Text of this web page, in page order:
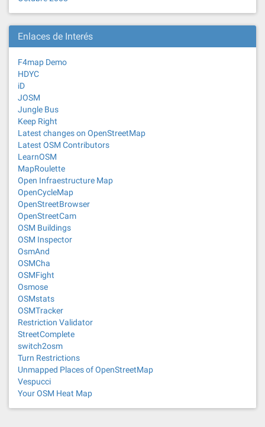
Enlaces de Interés
F4map Demo
HDYC
iD
JOSM
Jungle Bus
Keep Right
Latest changes on OpenStreetMap
Latest OSM Contributors
LearnOSM
MapRoulette
Open Infraestructure Map
OpenCycleMap
OpenStreetBrowser
OpenStreetCam
OSM Buildings
OSM Inspector
OsmAnd
OSMCha
OSMFight
Osmose
OSMstats
OSMTracker
Restriction Validator
StreetComplete
switch2osm
Turn Restrictions
Unmapped Places of OpenStreetMap
Vespucci
Your OSM Heat Map